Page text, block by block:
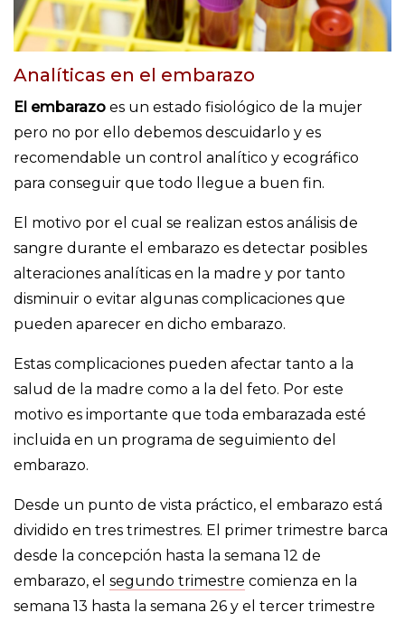
Analíticas en el embarazo
El embarazo es un estado fisiológico de la mujer
pero no por ello debemos descuidarlo y es
recomendable un control analítico y ecográfico
para conseguir que todo llegue a buen fin.
El motivo por el cual se realizan estos análisis de
sangre durante el embarazo es detectar posibles
alteraciones analíticas en la madre y por tanto
disminuir o evitar algunas complicaciones que
pueden aparecer en dicho embarazo.
Estas complicaciones pueden afectar tanto a la
salud de la madre como a la del feto. Por este
motivo es importante que toda embarazada esté
incluida en un programa de seguimiento del
embarazo.
Desde un punto de vista práctico, el embarazo está
dividido en tres trimestres. El primer trimestre barca
desde la concepción hasta la semana 12 de
embarazo, el segundo trimestre comienza en la
semana 13 hasta la semana 26 y el tercer trimestre